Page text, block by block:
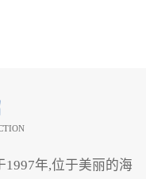
年,位于美丽的海